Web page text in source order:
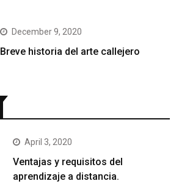
December 9, 2020
Breve historia del arte callejero
April 3, 2020
Ventajas y requisitos del
aprendizaje a distancia.